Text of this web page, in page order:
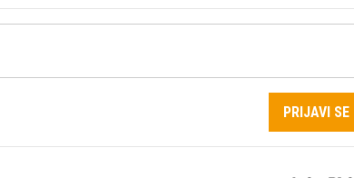
PRIJAVI SE